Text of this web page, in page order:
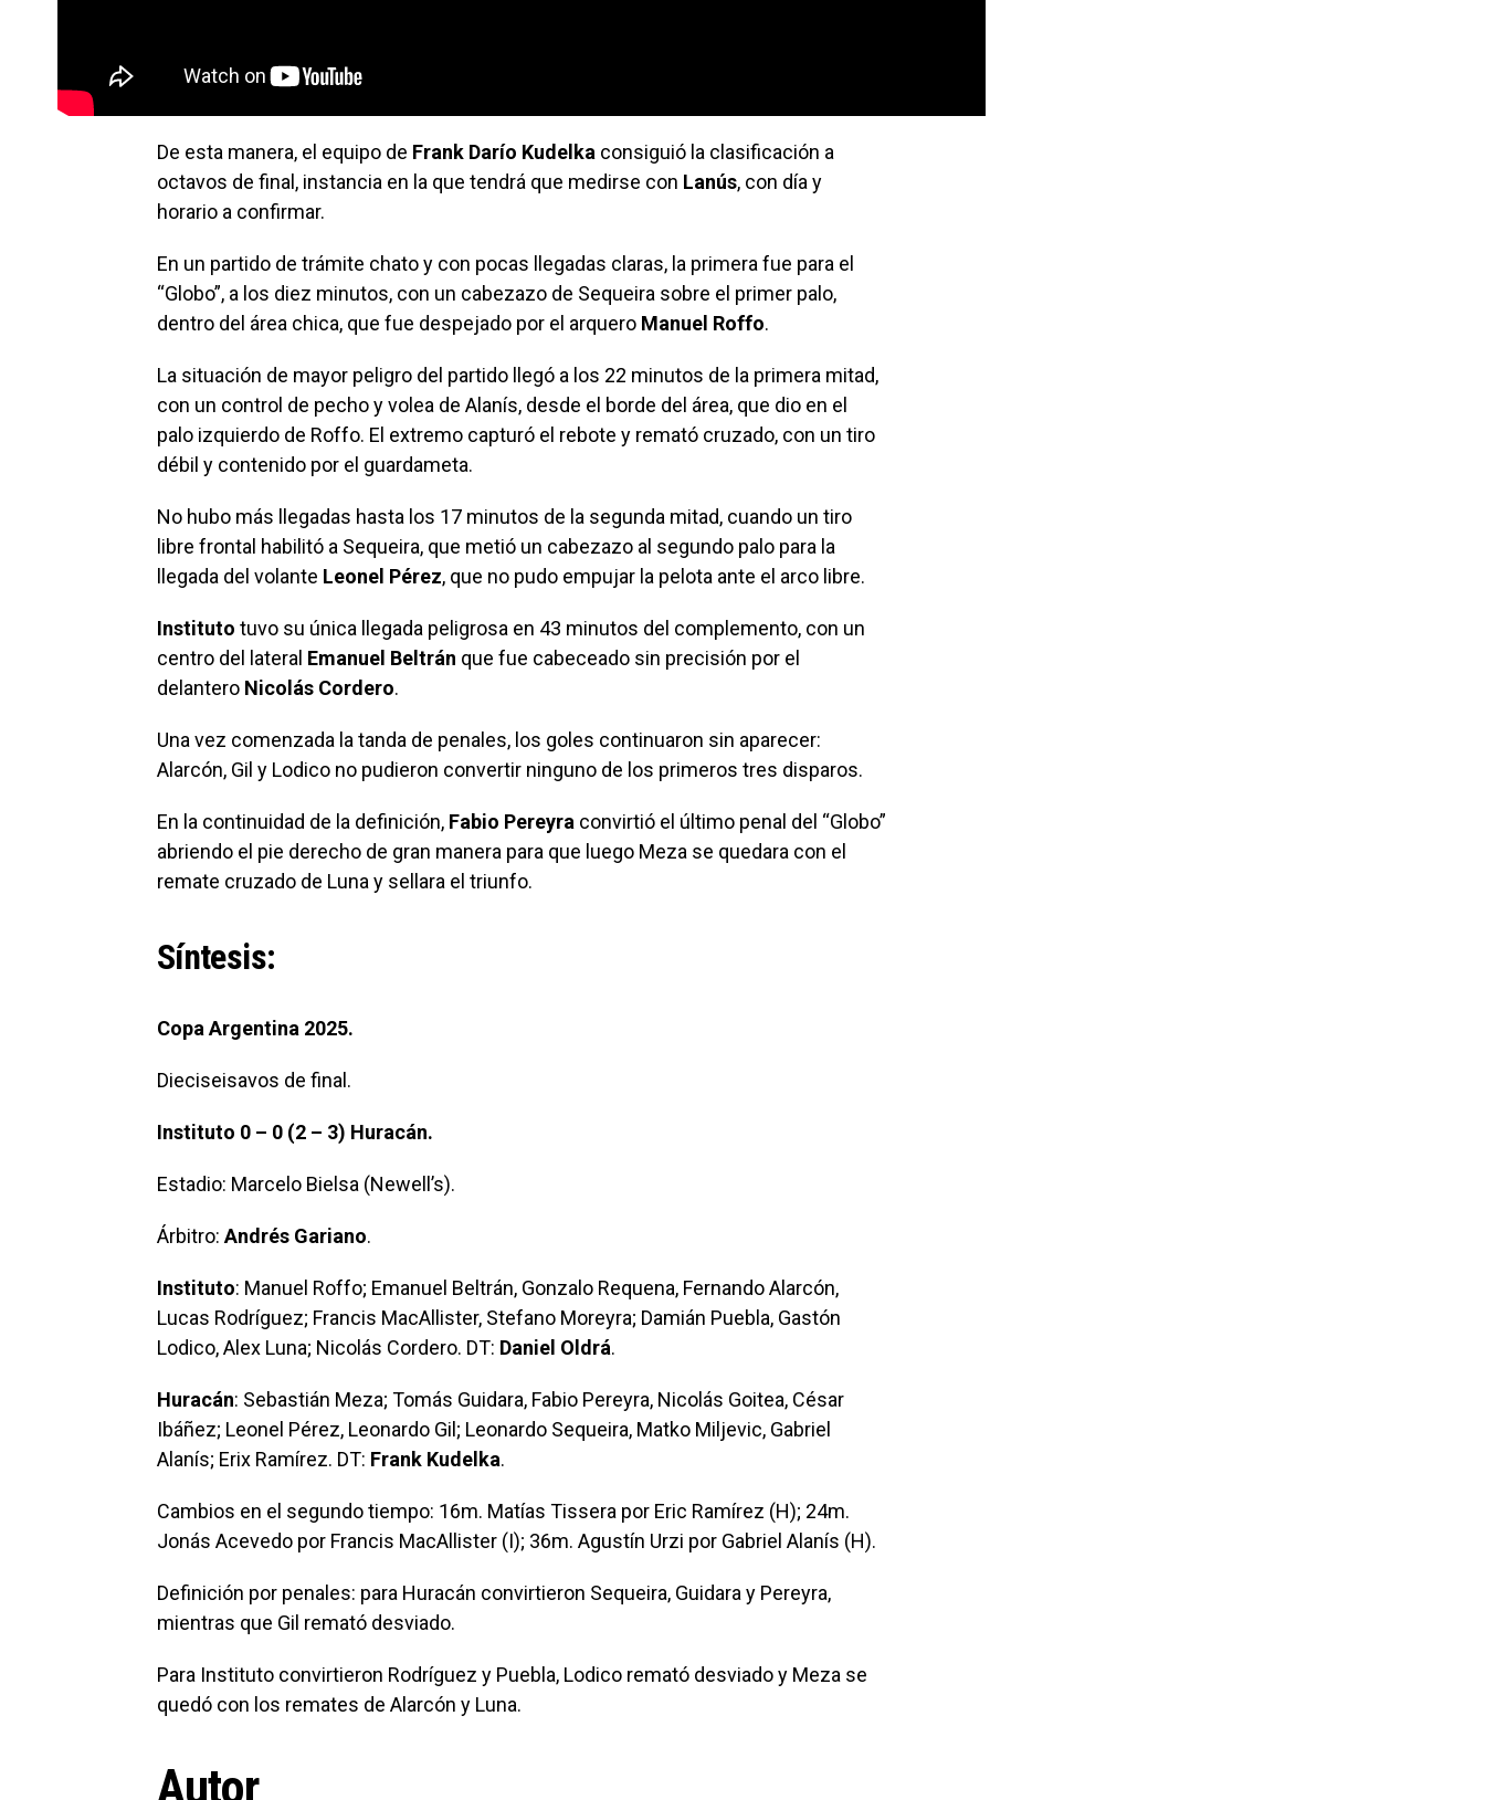
De esta manera, el equipo de Frank Darío Kudelka consiguió la clasificación a
octavos de final, instancia en la que tendrá que medirse con Lanús, con día y
horario a confirmar.
En un partido de trámite chato y con pocas llegadas claras, la primera fue para el
“Globo”, a los diez minutos, con un cabezazo de Sequeira sobre el primer palo,
dentro del área chica, que fue despejado por el arquero Manuel Roffo.
La situación de mayor peligro del partido llegó a los 22 minutos de la primera mitad,
con un control de pecho y volea de Alanís, desde el borde del área, que dio en el
palo izquierdo de Roffo. El extremo capturó el rebote y remató cruzado, con un tiro
débil y contenido por el guardameta.
No hubo más llegadas hasta los 17 minutos de la segunda mitad, cuando un tiro
libre frontal habilitó a Sequeira, que metió un cabezazo al segundo palo para la
llegada del volante Leonel Pérez, que no pudo empujar la pelota ante el arco libre.
Instituto tuvo su única llegada peligrosa en 43 minutos del complemento, con un
centro del lateral Emanuel Beltrán que fue cabeceado sin precisión por el
delantero Nicolás Cordero.
Una vez comenzada la tanda de penales, los goles continuaron sin aparecer:
Alarcón, Gil y Lodico no pudieron convertir ninguno de los primeros tres disparos.
En la continuidad de la definición, Fabio Pereyra convirtió el último penal del “Globo”
abriendo el pie derecho de gran manera para que luego Meza se quedara con el
remate cruzado de Luna y sellara el triunfo.
Síntesis:
Copa Argentina 2025.
Dieciseisavos de final.
Instituto 0 – 0 (2 – 3) Huracán.
Estadio: Marcelo Bielsa (Newell’s).
Árbitro: Andrés Gariano.
Instituto: Manuel Roffo; Emanuel Beltrán, Gonzalo Requena, Fernando Alarcón,
Lucas Rodríguez; Francis MacAllister, Stefano Moreyra; Damián Puebla, Gastón
Lodico, Alex Luna; Nicolás Cordero. DT: Daniel Oldrá.
Huracán: Sebastián Meza; Tomás Guidara, Fabio Pereyra, Nicolás Goitea, César
Ibáñez; Leonel Pérez, Leonardo Gil; Leonardo Sequeira, Matko Miljevic, Gabriel
Alanís; Erix Ramírez. DT: Frank Kudelka.
Cambios en el segundo tiempo: 16m. Matías Tissera por Eric Ramírez (H); 24m.
Jonás Acevedo por Francis MacAllister (I); 36m. Agustín Urzi por Gabriel Alanís (H).
Definición por penales: para Huracán convirtieron Sequeira, Guidara y Pereyra,
mientras que Gil remató desviado.
Para Instituto convirtieron Rodríguez y Puebla, Lodico remató desviado y Meza se
quedó con los remates de Alarcón y Luna.
Autor